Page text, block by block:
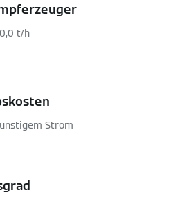
t/h
Strom